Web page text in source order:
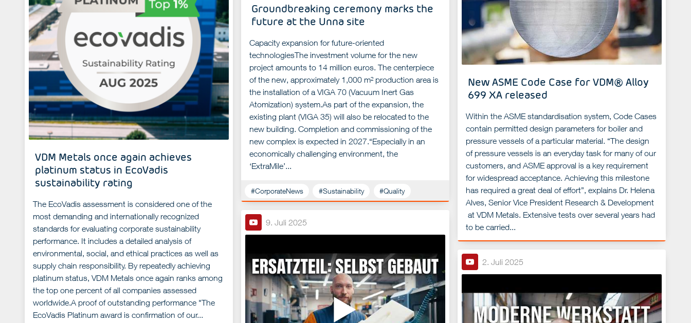
Groundbreaking ceremony marks the
future at the Unna site
Capacity expansion for future-oriented
technologiesThe investment volume for the new
project amounts to 14 million euros. The centerpiece
of the new, approximately 1,000 m² production area is
the installation of a VIGA 70 (Vacuum Inert Gas
Atomization) system.As part of the expansion, the
existing plant (VIGA 35) will also be relocated to the
new building. Completion and commissioning of the
new complex is expected in 2027.“Especially in an
economically challenging environment, the
‘ExtraMile’...
#CorporateNews #Sustainability #Quality
New ASME Code Case for VDM® Alloy
699 XA released
Within the ASME standardisation system, Code Cases
contain permitted design parameters for boiler and
pressure vessels of a particular material. “The design
of pressure vessels is an everyday task for many of our
customers, and ASME approval is a key requirement
for widespread acceptance. Achieving this milestone
has required a great deal of effort”, explains Dr. Helena
Alves, Senior Vice President Research & Development
at VDM Metals. Extensive tests over several years had
to be carried...
VDM Metals once again achieves
platinum status in EcoVadis
sustainability rating
The EcoVadis assessment is considered one of the
most demanding and internationally recognized
standards for evaluating corporate sustainability
performance. It includes a detailed analysis of
environmental, social, and ethical practices as well as
supply chain responsibility. By repeatedly achieving
platinum status, VDM Metals once again ranks among
the top one percent of all companies assessed
worldwide.A proof of outstanding performance "The
EcoVadis Platinum award is confirmation of our...
9. Juli 2025
2. Juli 2025